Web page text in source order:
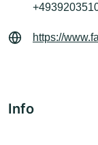
https://
Info